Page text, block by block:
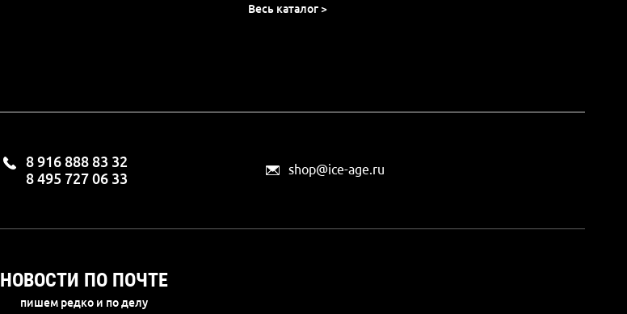
Весь каталог >
8 916 888 83 32
8 495 727 06 33
shop@ice-age.ru
НОВОСТИ ПО ПОЧТЕ
пишем редко и по делу